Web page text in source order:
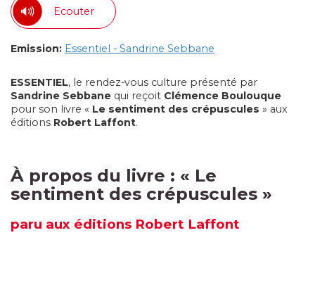
Ecouter
Emission: Essentiel - Sandrine Sebbane
ESSENTIEL, le rendez-vous culture présenté par
Sandrine Sebbane qui reçoit Clémence Boulouque
pour son livre « Le sentiment des crépuscules » aux
éditions Robert Laffont.
À propos du livre : « Le
sentiment des crépuscules »
paru aux éditions Robert Laffont